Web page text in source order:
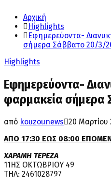
Αρχική
Highlights
Εφημερεύοντα-
σήμερα Σάββατο 20/3/
Highlights
Εφημερεύοντα-
φαρμακεία σήμερα
από kouzounews 20 Μαρτίου
ΑΠΟ 17:30 ΕΩΣ 08:00
ΧΑΡΑΜΗ ΤΕΡΕΖΑ
11ΗΣ ΟΚΤΩΒΡΙΟΥ 49
ΤΗΛ: 2461028797